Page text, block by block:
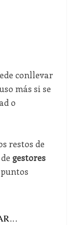
conllevar
más si se
o
restos de
gestores